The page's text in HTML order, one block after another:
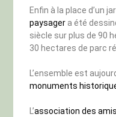
Enfin à la place d’un
paysagera été
siècle sur plus de 90
30 hectares de parc
L’ensemble est
monuments
L’association des